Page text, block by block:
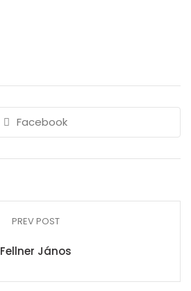
Facebook
PREV POST
Fellner János